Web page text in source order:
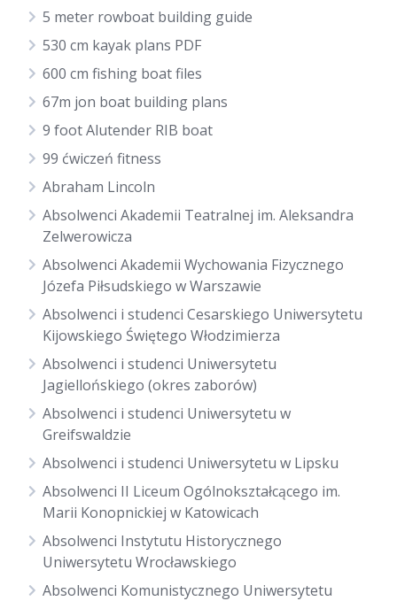
5 meter rowboat building guide
530 cm kayak plans PDF
600 cm fishing boat files
67m jon boat building plans
9 foot Alutender RIB boat
99 ćwiczeń fitness
Abraham Lincoln
Absolwenci Akademii Teatralnej im. Aleksandra
Zelwerowicza
Absolwenci Akademii Wychowania Fizycznego
Józefa Piłsudskiego w Warszawie
Absolwenci i studenci Cesarskiego Uniwersytetu
Kijowskiego Świętego Włodzimierza
Absolwenci i studenci Uniwersytetu
Jagiellońskiego (okres zaborów)
Absolwenci i studenci Uniwersytetu w
Greifswaldzie
Absolwenci i studenci Uniwersytetu w Lipsku
Absolwenci II Liceum Ogólnokształcącego im.
Marii Konopnickiej w Katowicach
Absolwenci Instytutu Historycznego
Uniwersytetu Wrocławskiego
Absolwenci Komunistycznego Uniwersytetu